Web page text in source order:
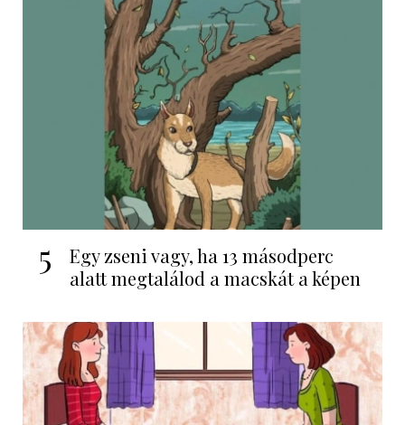
5
Egy zseni vagy, ha 13 másodperc
alatt megtalálod a macskát a képen